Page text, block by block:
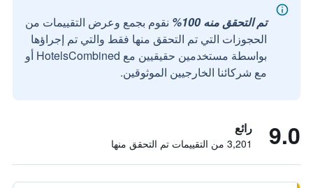
تم التحقق منه 100%
نقوم بجمع وعرض التقييمات من
الحجوزات التي تم التحقق منها فقط والتي تم إجراؤها
بواسطة مستخدمين حقيقيين مع HotelsCombined أو
مع شركائنا الخارجيين الموثوقين.
9.0 رائع
3,201 من التقييمات تم التحقق منها